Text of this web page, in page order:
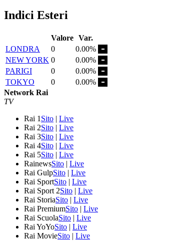
Indici Esteri
Valore Var.
LONDRA
0
0.00%
NEW YORK 0
0.00%
PARIGI
0
0.00%
TOKYO
0
0.00%
Network Rai
TV
Rai 1 Sito | Live
Rai 2Sito | Live
Rai 3Sito | Live
Rai 4Sito | Live
Rai 5Sito | Live
RainewsSito | Live
Rai GulpSito | Live
Rai SportSito | Live
Rai Sport 2Sito | Live
Rai StoriaSito | Live
Rai PremiumSito | Live
Rai ScuolaSito | Live
Rai YoYoSito | Live
Rai MovieSito | Live